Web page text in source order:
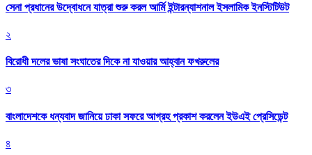
সেনা প্রধানের উদ্বোধনে যাত্রা শুরু করল আর্মি ইন্টারন্যাশনাল ইসলামিক ইনস্টিটিউট
২
বিরোধী দলের ভাষা সংঘাতের দিকে না যাওয়ার আহ্বান ফখরুলের
৩
বাংলাদেশকে ধন্যবাদ জানিয়ে ঢাকা সফরে আগ্রহ প্রকাশ করলেন ইউএই প্রেসিডেন্ট
৪